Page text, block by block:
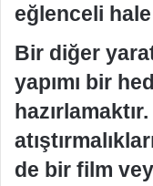
eğlenceli
Bir diğer
yapımı bir
de bir film